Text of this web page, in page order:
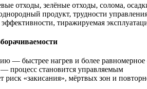
отходы, зелёные отходы, солома,
продукт, трудности
тиражируемая
— быстрее нагрев и более равномерное
процесс становится управляемым
«закисания», мёртвых зон и